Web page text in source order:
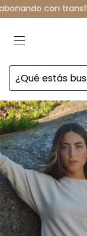
con transferencia